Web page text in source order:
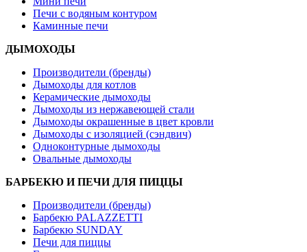
Печи с водяным контуром
Каминные печи
ДЫМОХОДЫ
Производители (бренды)
Дымоходы для котлов
Керамические дымоходы
Дымоходы из нержавеющей стали
Дымоходы окрашенные в цвет кровли
Дымоходы с изоляцией (сэндвич)
Одноконтурные дымоходы
Овальные дымоходы
БАРБЕКЮ И ПЕЧИ ДЛЯ ПИЦЦЫ
Производители (бренды)
Барбекю PALAZZETTI
Барбекю SUNDAY
Печи для пиццы